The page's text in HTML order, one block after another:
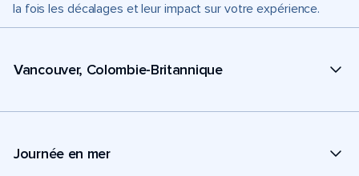
la fois les décalages et leur impact sur votre expérience.
Vancouver, Colombie-Britannique
Journée en mer